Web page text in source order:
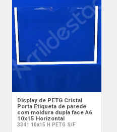
Display de PETG Cristal
Porta Etiqueta de parede
com moldura dupla face A6
10x15 Horizontal
3341 10x15 H PETG S/F